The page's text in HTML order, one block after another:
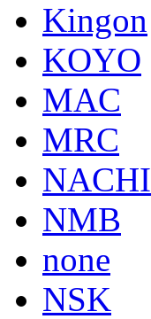
Kingon
KOYO
MAC
MRC
NACHI
NMB
none
NSK